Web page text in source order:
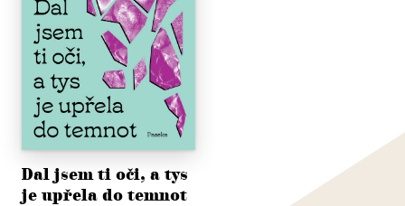
Dal jsem ti oči, a tys
je upřela do temnot